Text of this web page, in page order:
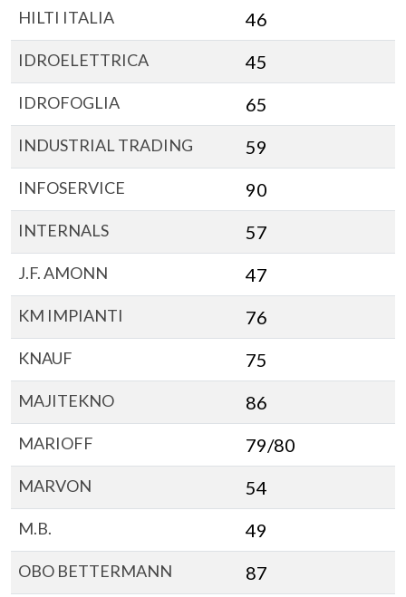
HILTI ITALIA 46
IDROELETTRICA 45
IDROFOGLIA 65
INDUSTRIAL TRADING 59
INFOSERVICE 90
INTERNALS 57
J.F. AMONN 47
KM IMPIANTI 76
KNAUF 75
MAJITEKNO 86
MARIOFF 79/80
MARVON 54
M.B. 49
OBO BETTERMANN 87